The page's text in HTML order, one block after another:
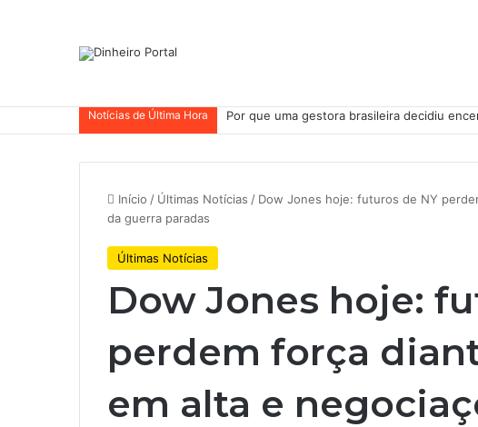
Notícias de Última Hora Whirlpool abandonou suas ambições
Início / Últimas Notícias / Dow Jones hoje: futuros de NY
da guerra paradas
Últimas Notícias
Dow Jones hoje:
perdem força
em alta e